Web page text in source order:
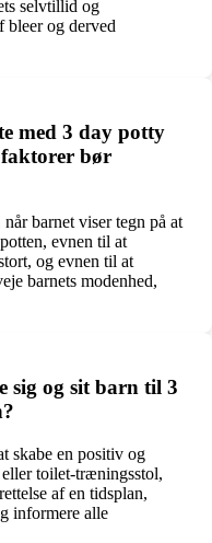
selvtillid og
bleer og derved
med 3 day potty
bør
barnet viser tegn på at
evnen til at
og evnen til at
barnets modenhed,
sig og sit barn til 3
skabe en positiv og
toilet-træningsstol,
af en tidsplan,
informere alle